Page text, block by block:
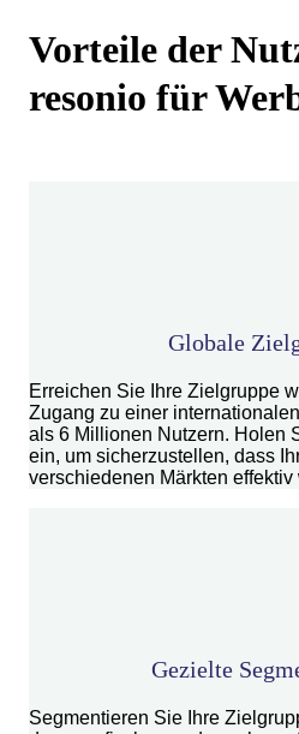
Vorteile der
resonio für
Globale
Erreichen Sie Ihre Zielgruppe
Zugang zu einer
als 6 Millionen Nutzern. Holen
ein, um sicherzustellen, dass
verschiedenen Märkten effektiv
Gezielte
Segmentieren Sie Ihre